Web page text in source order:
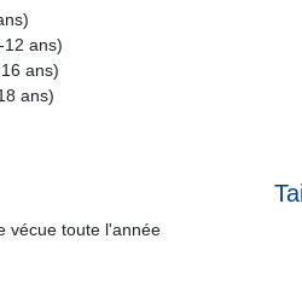
12 ans)
ans)
ans)
vécue toute l'année